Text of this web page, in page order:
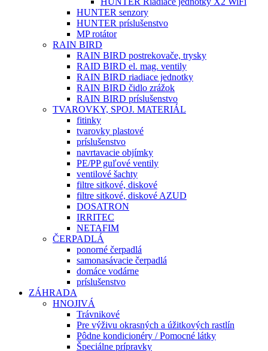
HUNTER senzory
HUNTER príslušenstvo
MP rotátor
RAIN BIRD
RAIN BIRD postrekovače, trysky
RAID BIRD el. mag. ventily
RAIN BIRD riadiace jednotky
RAIN BIRD čidlo zrážok
RAIN BIRD príslušenstvo
TVAROVKY, SPOJ. MATERIÁL
fitinky
tvarovky plastové
príslušenstvo
navrtavacie objímky
PE/PP guľové ventily
ventilové šachty
filtre sitkové, diskové
filtre sitkové, diskové AZUD
DOSATRON
IRRITEC
NETAFIM
ČERPADLÁ
ponorné čerpadlá
samonasávacie čerpadlá
domáce vodárne
príslušenstvo
ZÁHRADA
HNOJIVÁ
Trávnikové
Pre výživu okrasných a úžitkových rastlín
Pôdne kondicionéry / Pomocné látky
Špeciálne prípravky